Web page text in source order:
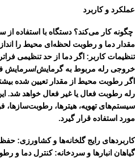
عملکرد و کاربرد
مقدار دما و رطوبت لحظه‌ای محیط را
تنظیمات کاربر: اگر دما از حد تنظیمی فراتر
خروجی رله مربوط به گرمایش/سرمایش
اگر رطوبت محیط از مقدار تعیین شده
رله رطوبت فعال یا غیر فعال خواهد شد.
مورد استفاده قرار گیرد.
کاربردهای رایج گلخانه‌ها و کشاورزی:
گیاهان انبارها و سردخانه: کنترل دما و